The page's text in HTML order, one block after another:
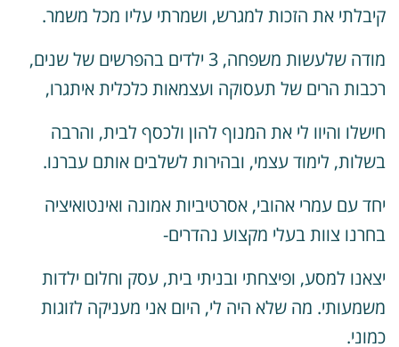
את הזכות למגרש, ושמרתי עליו מכל משמר.
מודה שלעשות משפחה, 3 ילדים בהפרשים של שנים,
הרים של תעסוקה ועצמאות כלכלית איתגרו,
והיוו לי את המנוף להון ולכסף לבית, והרבה
לימוד עצמי, ובהירות לשלבים אותם עברנו.
עם עמרי אהובי, אסרטיביות אמונה ואינטואיציה
צוות בעלי מקצוע נהדרים-
למסע, ופיצחתי ובניתי בית, עסק וחלום ילדות
מה שלא היה לי, היום אני מעניקה לזוגות